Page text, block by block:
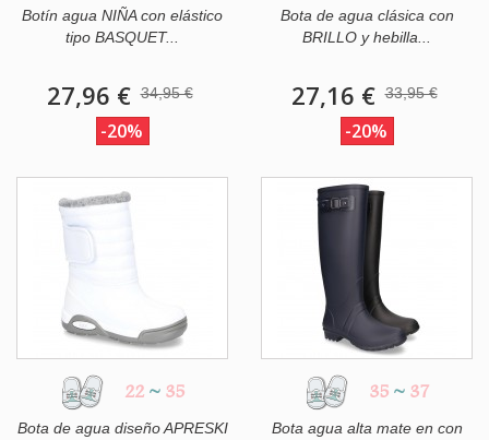
Botín agua NIÑA con elástico
tipo BASQUET...
27,96 € 34,95 €
-20%
Bota de agua clásica con
BRILLO y hebilla...
27,16 € 33,95 €
-20%
22 ~ 35
Bota de agua diseño APRESKI
35 ~ 37
Bota agua alta mate en con